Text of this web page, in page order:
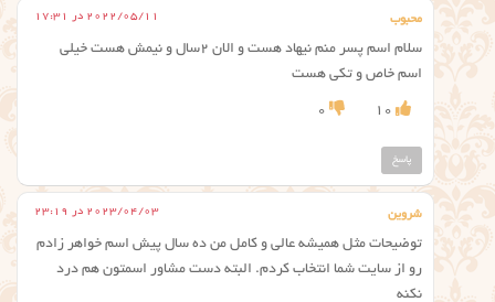
محبوب 2022/05/11 در 17:31
سلام اسم پسر منم نیهاد هست و الان ۲سال و نیمش هست خیلی
اسم خاص و تکی هست
10
0
پاسخ
شروین 2023/04/03 در 23:19
توضیحات مثل همیشه عالی و کامل من ده سال پیش اسم خواهر زادم
رو از سایت شما انتخاب کردم. البته دست مشاور اسمتون هم درد
نکنه